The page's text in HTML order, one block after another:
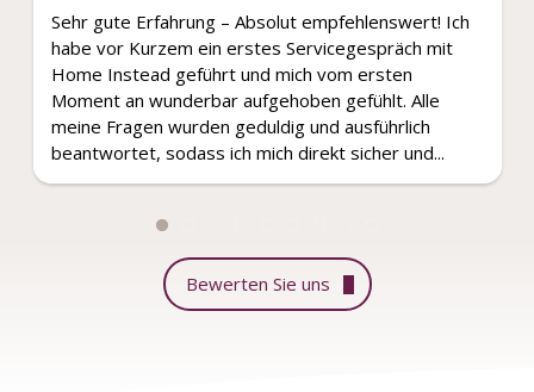
Sehr gute Erfahrung – Absolut empfehlenswert! Ich
habe vor Kurzem ein erstes Servicegespräch mit
Home Instead geführt und mich vom ersten
Moment an wunderbar aufgehoben gefühlt. Alle
meine Fragen wurden geduldig und ausführlich
beantwortet, sodass ich mich direkt sicher und...
Bewerten Sie uns